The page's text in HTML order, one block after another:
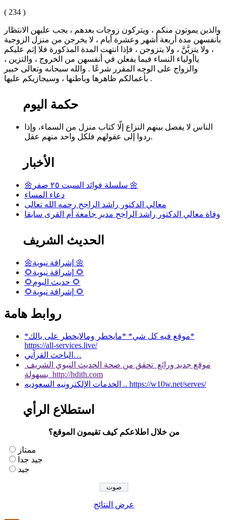
( 234 )
والذين يموتون منكم ، ويتركون زوجات بعدهم ، يجب عليهن الانتظار
بأنفسهن مدة أربعة أشهر وعشرة أيام ، لا يخرجن من منزل الزوجية
، ولا يتزيَّنَّ ، ولا يتزوجن ، فإذا انتهت المدة المذكورة فلا إثم عليكم
ياأولياء النساء فيما يفعلن في أنفسهن من الخروج ، والتزين ،
والزواج على الوجه المقرر شرعًا . والله سبحانه وتعالى خبير
بأعمالكم ظاهرها وباطنها ، وسيجازيكم عليها .
حكمة اليوم
الناس لا يفصل بينهم النزاع إلّا كتاب منزل من السماء، وإذا
ردوا إلى عقولهم فلكل واحد منهم عقل.
الأخبار
🌼سلسلة فوائد السبت ٢٥ صفر 🌼
دعاء المساء
معالي الدكتور راشد الراجح رحمه الله تعالى
وفاة معالي الدكتور راشد الراجح مدير جامعة أم القرى سابقا
الحديث الشريف
🌼إشراقة نبوية 🌼
🌻إشراقة نبوية 🌻
🌻حديث اليوم 🌻
🌻إشراقة نبوية 🌻
روابط هامة
*موقع فيه كل شي* *مايخطر ومالايخطر على بالك*
https://all-services.live/
الباحث القرآني…
موقع جديد ورائع تحقق من صحة الحديث النبوي الشريف
بسهولة http://hdith.com
الخدمات الإلكترونيه السعوديه .. https://w10w.net/serves/
استطلاع الرأي
من خلال اطلاعكم كيف تقيمون الموقع؟
ممتاز
جيد جدا
جيد
عرض النتائج